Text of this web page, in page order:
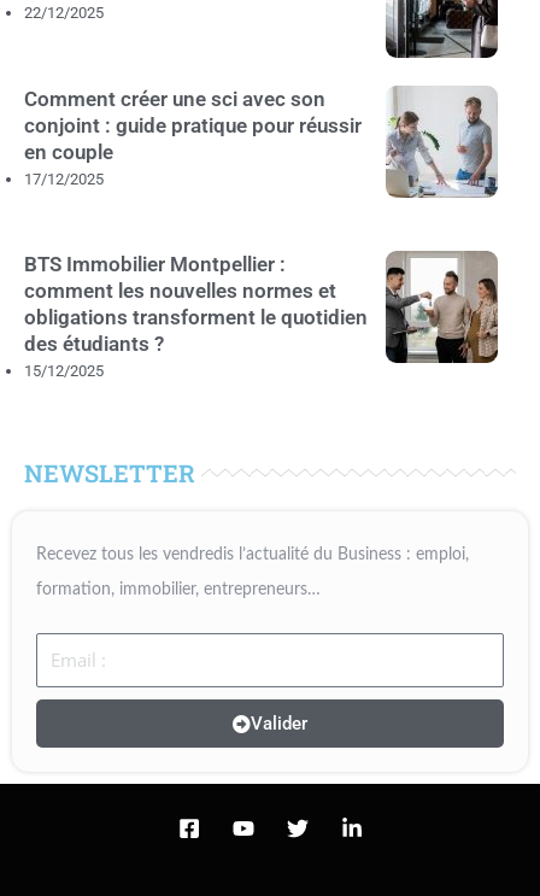
22/12/2025
Comment créer une sci avec son
conjoint : guide pratique pour réussir
en couple
17/12/2025
BTS Immobilier Montpellier :
comment les nouvelles normes et
obligations transforment le quotidien
des étudiants ?
15/12/2025
NEWSLETTER
Recevez tous les vendredis l’actualité du Business : emploi,
formation, immobilier, entrepreneurs…
Email
Valider